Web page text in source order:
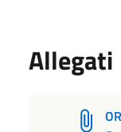
Allegati